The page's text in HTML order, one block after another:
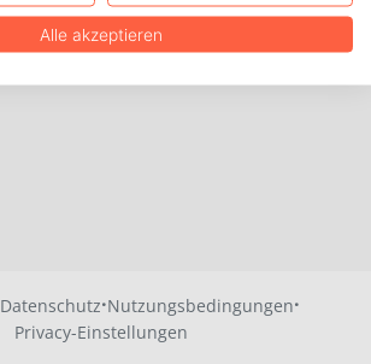
Datenschutz·Nutzungsbedingungen·
Privacy-Einstellungen
Alle akzeptieren